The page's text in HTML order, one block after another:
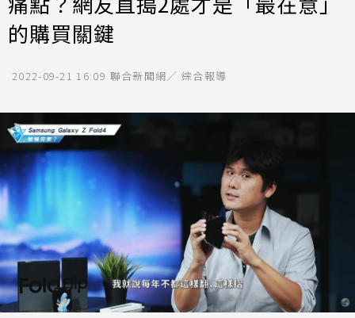
的購買關鍵
2022-09-21 16:09 聯合新聞網／ 綜合報導